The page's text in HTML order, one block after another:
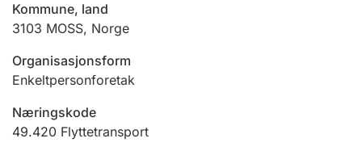
Ektepaktveileder
Offentlig sektor
Kommune, land
3103 MOSS, Norge
Organisasjonsform
Enkeltpersonforetak
Næringskode
49.420 Flyttetransport